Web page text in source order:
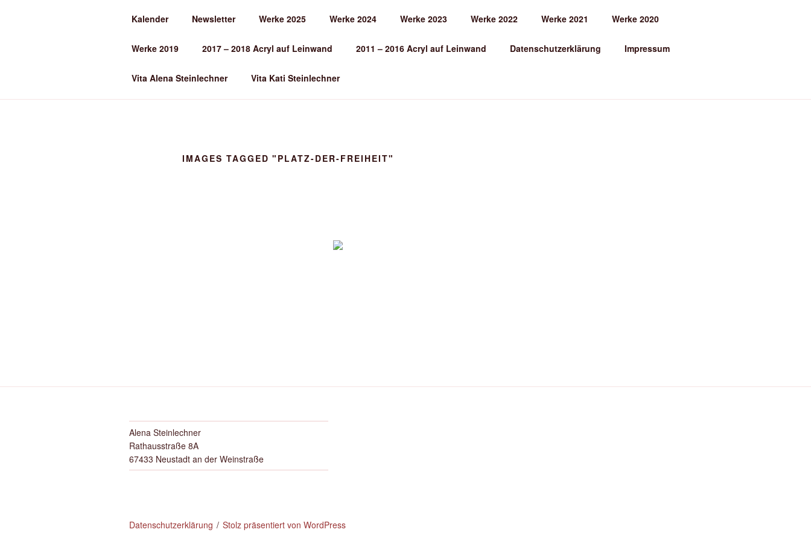
ALENA STEINLECHNER
Kalender Newsletter Werke 2025 Werke 2024 Werke 2023 Werke 2022 Werke 2021 Werke 2020
Werke 2019 2017 – 2018 Acryl auf Leinwand 2011 – 2016 Acryl auf Leinwand Datenschutzerklärung Impressum
Vita Alena Steinlechner Vita Kati Steinlechner
IMAGES TAGGED "PLATZ-DER-FREIHEIT"
Alena Steinlechner
Rathausstraße 8A
67433 Neustadt an der Weinstraße
Datenschutzerklärung Stolz präsentiert von WordPress